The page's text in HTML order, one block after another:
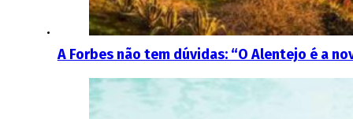
A Forbes não tem dúvidas: “O Alentejo é a